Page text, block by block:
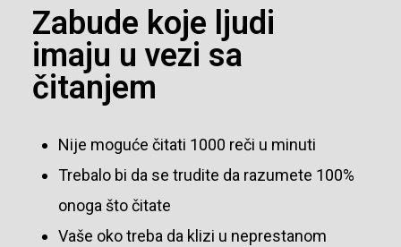
Zabude koje ljudi
imaju u vezi sa
čitanjem
Nije moguće čitati 1000 reči u minuti
Trebalo bi da se trudite da razumete 100%
onoga što čitate
Vaše oko treba da klizi u neprestanom